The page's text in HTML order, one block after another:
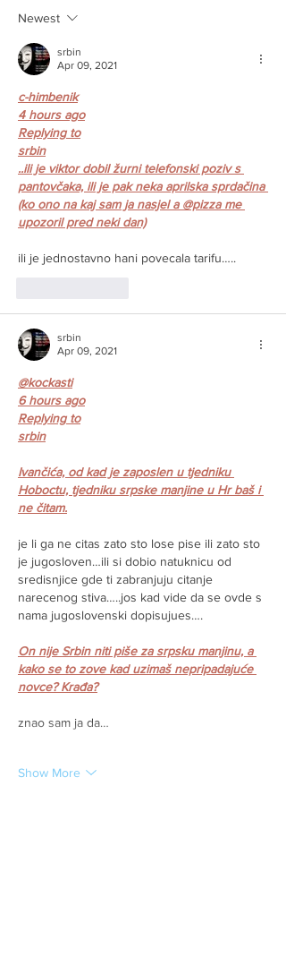
Newest
srbin
Apr 09, 2021
c-himbenik
4 hours ago
Replying to
srbin
..ili je viktor dobil žurni telefonski poziv s
pantovčaka, ili je pak neka aprilska sprdačina
(ko ono na kaj sam ja nasjel a @pizza me
upozoril pred neki dan)
ili je jednostavno hani povecala tarifu…..
srbin
Apr 09, 2021
@kockasti
6 hours ago
Replying to
srbin
Ivančića, od kad je zaposlen u tjedniku
Hoboctu, tjedniku srpske manjine u Hr baš i
ne čitam.
je li ga ne citas zato sto lose pise ili zato sto
je jugosloven…ili si dobio natuknicu od
sredisnjice gde ti zabranjuju citanje
narecenog stiva…..jos kad vide da se ovde s
nama jugoslovenski dopisujues….
On nije Srbin niti piše za srpsku manjinu, a
kako se to zove kad uzimaš nepripadajuće
novce? Krađa?
znao sam ja da…
Show More